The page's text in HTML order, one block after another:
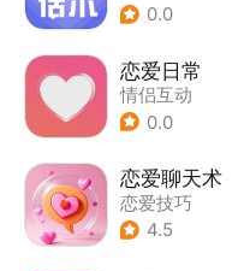
0.0
恋爱日常
情侣互动
0.0
恋爱聊天术
恋爱技巧
4.5